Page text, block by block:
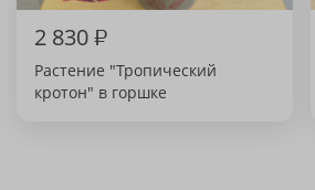
2 830₽
Растение "Тропический
кротон" в горшке